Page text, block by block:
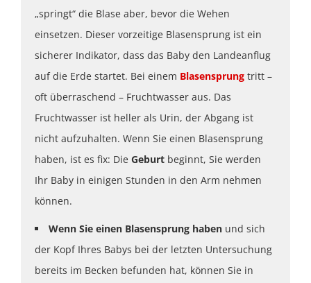
„springt“ die Blase aber, bevor die Wehen
einsetzen. Dieser vorzeitige Blasensprung ist ein
sicherer Indikator, dass das Baby den Landeanflug
auf die Erde startet. Bei einem Blasensprung tritt –
oft überraschend – Fruchtwasser aus. Das
Fruchtwasser ist heller als Urin, der Abgang ist
nicht aufzuhalten. Wenn Sie einen Blasensprung
haben, ist es fix: Die Geburt beginnt, Sie werden
Ihr Baby in einigen Stunden in den Arm nehmen
können.
Wenn Sie einen Blasensprung haben und sich
der Kopf Ihres Babys bei der letzten Untersuchung
bereits im Becken befunden hat, können Sie in